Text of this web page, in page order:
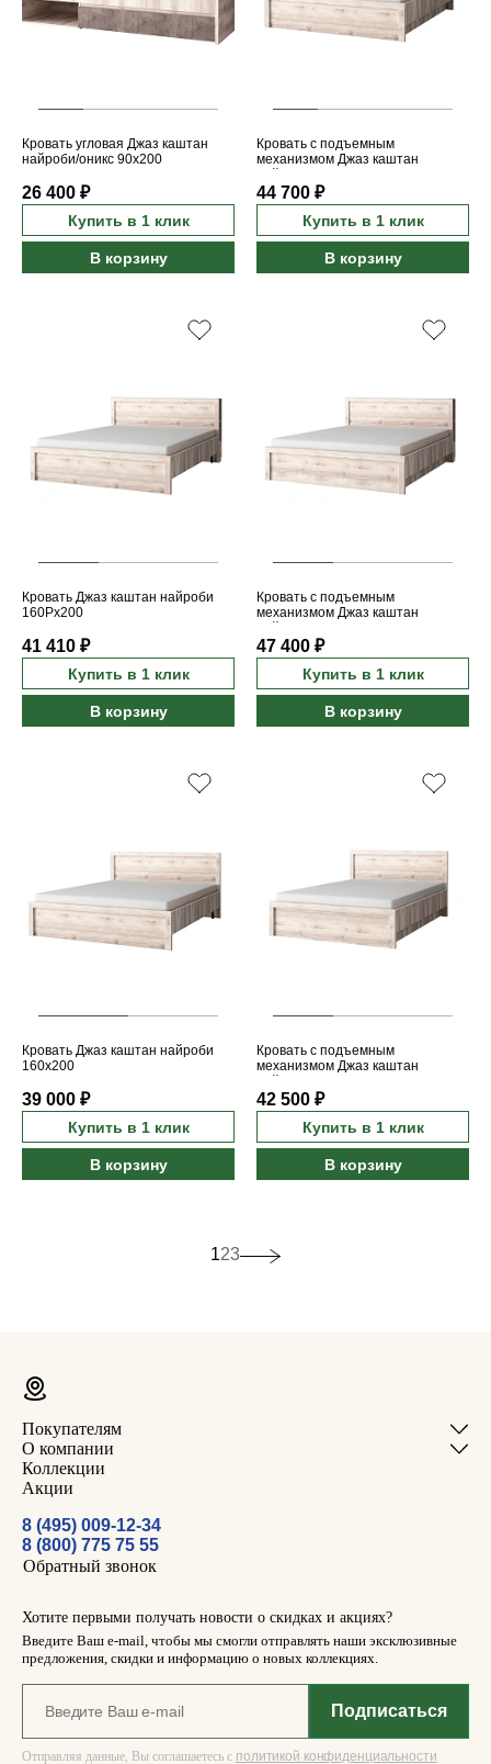
Кровать угловая Джаз каштан
найроби/оникс 90x200
26 400 ₽
Купить в 1 клик
В корзину
Кровать с подъемным
механизмом Джаз каштан
44 700 ₽
Купить в 1 клик
В корзину
Кровать Джаз каштан найроби
160Px200
41 410 ₽
Купить в 1 клик
В корзину
Кровать с подъемным
механизмом Джаз каштан
47 400 ₽
Купить в 1 клик
В корзину
Кровать Джаз каштан найроби
160x200
39 000 ₽
Купить в 1 клик
В корзину
Кровать с подъемным
механизмом Джаз каштан
42 500 ₽
Купить в 1 клик
В корзину
123
Покупателям
О компании
Коллекции
Акции
8 (495) 009-12-34
8 (800) 775 75 55
Обратный звонок
Хотите первыми получать новости о скидках и акциях?
Введите Ваш e-mail, чтобы мы смогли отправлять наши эксклюзивные
предложения, скидки и информацию о новых коллекциях.
Отправляя данные, Вы соглашаетесь с политикой конфиденциальности